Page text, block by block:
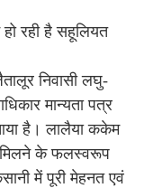
रही है सहूलियत
निवासी लघु-
मान्यता पत्र
है। लालैया ककेम
मिलने के फलस्वरूप
में पूरी मेहनत एवं